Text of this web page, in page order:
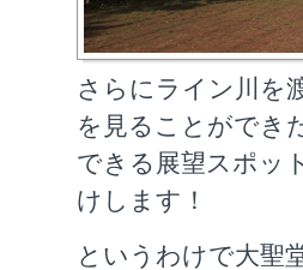
さらにライン川を
を見ることができ
できる展望スポッ
けします！
というわけで大聖